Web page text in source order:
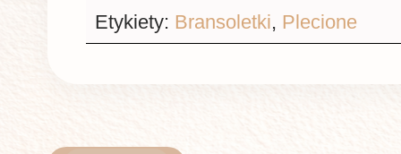
Etykiety: Bransoletki, Plecione